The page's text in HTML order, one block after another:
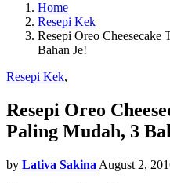
Home
Resepi Kek
Resepi Oreo Cheesecake
Bahan Je!
Resepi Kek,
Resepi Oreo
Paling Mudah, 3
by Lativa Sakina August 2,